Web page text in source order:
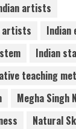
7, 2026
Larex Indian
artists
artists
Indian
Indian
teaching
Megha Singh
Natural